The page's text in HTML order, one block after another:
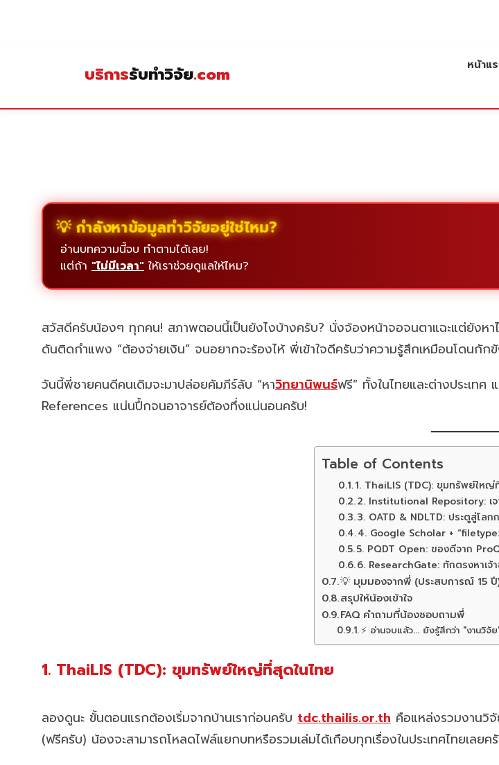
บริการรับทำวิจัย.com หน้าแ
💡 กำลังหาข้อมูลทำวิจัยอยู่ใช่ไหม?
อ่านบทความนี้จบ ทำตามได้เลย!
แต่ถ้า "ไม่มีเวลา" ให้เราช่วยดูแลให้ไหม?
สวัสดีครับน้องๆ ทุกคน! สภาพตอนนี้เป็นยังไงบ้างครับ? นั่งจ้องหน้าจอจนตาแฉะแต่ยังหา
ดันติดกำแพง “ต้องจ่ายเงิน” จนอยากจะร้องไห้ พี่เข้าใจดีครับว่าความรู้สึกเหมือนโดนกั
วันนี้พี่ชายคนดีคนเดิมจะมาปล่อยคัมภีร์ลับ “หาวิทยานิพนธ์ฟรี” ทั้งในไทยและต่างประเท
References แน่นปึ้กจนอาจารย์ต้องทึ่งแน่นอนครับ!
Table of Contents
1. ThaiLIS (TDC): ขุมทรัพย์ใหญ่
2. Institutional Repository: เ
3. OATD & NDLTD: ประตูสู่โลก
4. Google Scholar +
5. PQDT Open: ของดีจาก
6. ResearchGate: ทักตรงหาเจ้
💡 มุมมองจากพี่ (ประสบการณ์ 15
สรุปให้น้องเข้าใจ
FAQ คำถามที่น้องชอบถามพี่
⚡ อ่านจบแล้ว... ยังรู้สึกว่า "งานวิจัย
1. ThaiLIS (TDC): ขุมทรัพย์ใหญ่ที่สุดในไทย
ลองดูนะ ขั้นตอนแรกต้องเริ่มจากบ้านเราก่อนครับ tdc.thailis.or.th คือแหล่งรวมงานวิจั
(ฟรีครับ) น้องจะสามารถโหลดไฟล์แยกบทหรือรวมเล่มได้เกือบทุกเรื่องในประเทศไทยเลยค